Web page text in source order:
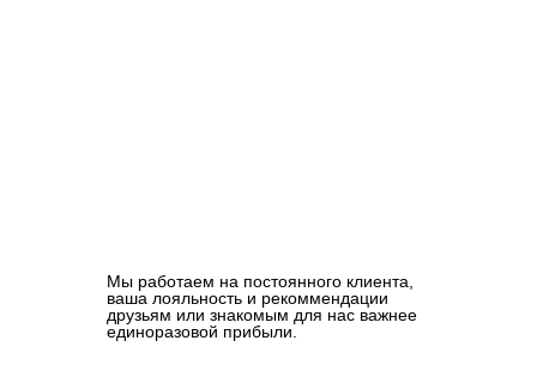
Мы работаем на постоянного клиента,
ваша лояльность и рекоммендации
друзьям или знакомым для нас важнее
единоразовой прибыли.